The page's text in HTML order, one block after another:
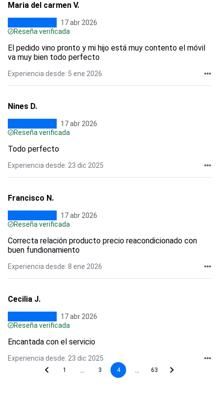
Maria del carmen V.
17 abr 2026
Reseña verificada
El pedido vino pronto y mi hijo está muy contento el móvil
va muy bien todo perfecto
Experiencia desde: 5 ene 2026
Nines D.
17 abr 2026
Reseña verificada
Todo perfecto
Experiencia desde: 23 dic 2025
Francisco N.
17 abr 2026
Reseña verificada
Correcta relación producto precio reacondicionado con
buen fundionamiento
Experiencia desde: 8 ene 2026
Cecilia J.
17 abr 2026
Reseña verificada
Encantada con el servicio
Experiencia desde: 23 dic 2025
1 3 4 63